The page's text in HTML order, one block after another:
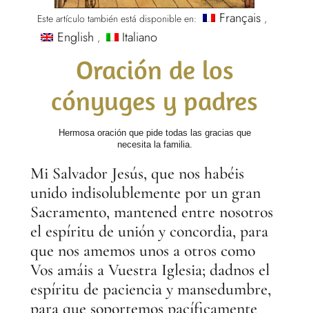
Este artículo también está disponible en:
Français
English
Italiano
Oración de los
cónyuges y padres
Hermosa oración que pide todas las gracias que
necesita la familia.
Mi Salvador Jesús, que nos habéis
unido indisolublemente por un gran
Sacramento, mantened entre nosotros
el espíritu de unión y concordia, para
que nos amemos unos a otros como
Vos amáis a Vuestra Iglesia; dadnos el
espíritu de paciencia y mansedumbre,
para que soportemos pacíficamente